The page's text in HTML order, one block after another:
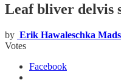
Leaf bliver delvis
by Erik Hawaleschka
Votes
Facebook